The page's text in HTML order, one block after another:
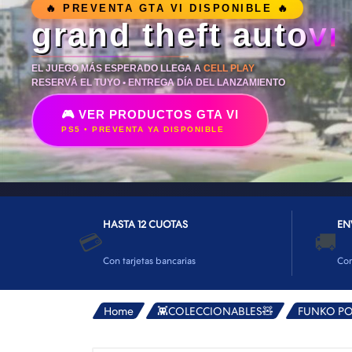
👕INDUMENTARIA🧢
👾COLECCIONABLES🧸
💻MUNDO PC GAMER💻
🔌CABLES Y ADAPTADORES🔌
🤓MUNDO PC OFICINA🤓
🫗GEEK HOME🍵
🔥 PREVENTA GTA VI DISPONIBLE 🔥
grand theft autoVI
EL JUEGO MÁS ESPERADO LLEGA ACELL PLAY
RESERVÁ EL TUYO • ENTREGA DÍA DEL LANZAMIENTO
🎮 VER PRODUCTOS GTA VI
PS5 • PREVENTA YA DISPONIBLE
💳
HASTA 12 CUOTAS
Con tarjetas bancarias
🚚
Home 👾COLECCIONABLES🧸 FUNKO